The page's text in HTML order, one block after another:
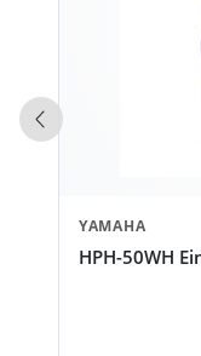
YAMAHA
HPH-50WH
Vorherige